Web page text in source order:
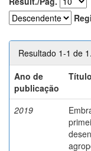
Resultado 1-1 de 1.
Ano de
publicação
Título
2019